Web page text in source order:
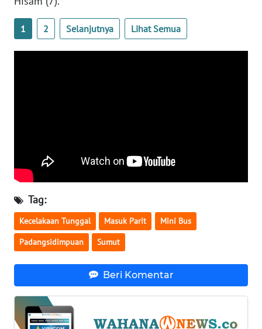
1 2 Selanjutnya Lihat Semua
Tag:
Kecelakaan Tunggal Masuk Parit Mini Bus
Padangsidimpuan Sumut
Beri Komentar
WN
KEPRI
WN
WN
SERAMBI
WN
JAMBI
WN